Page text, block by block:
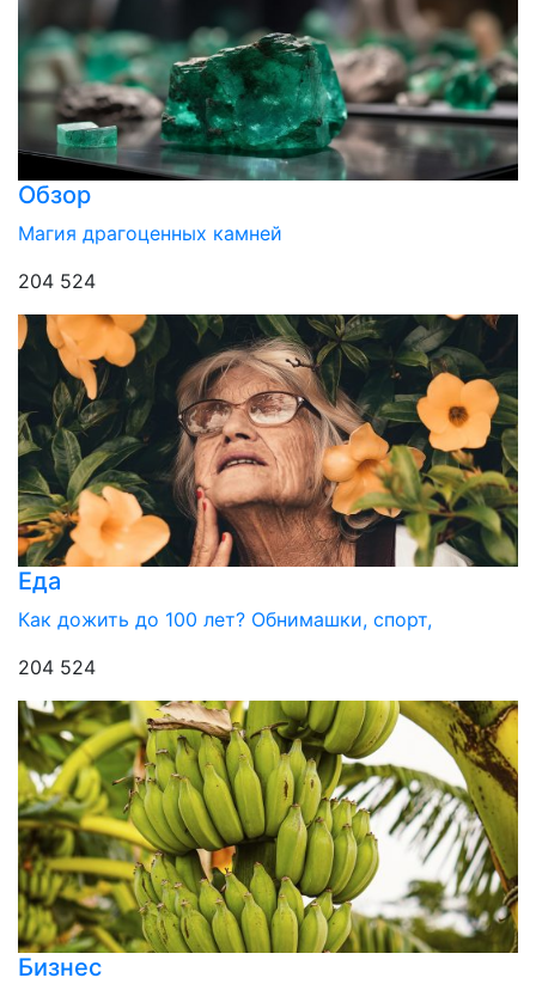
Обзор
Магия драгоценных камней
204 524
Еда
Как дожить до 100 лет? Обнимашки, спорт,
204 524
Бизнес